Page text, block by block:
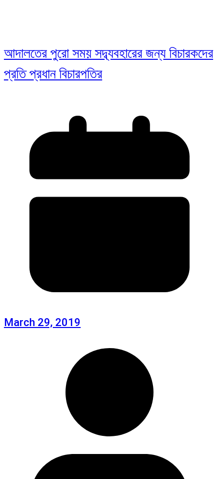
আদালতের পুরো সময় সদ্ব্যবহারের জন্য বিচারকদের
প্রতি প্রধান বিচারপতির
March 29, 2019